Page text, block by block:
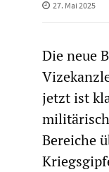
27. Mai 2025
Die neue
jetzt ist
Bereiche